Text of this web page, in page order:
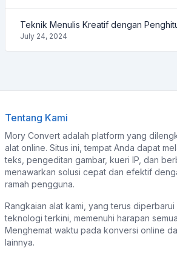
Teknik Menulis Kreatif dengan
July 24, 2024
Tentang Kami
Mory Convert adalah platform yang
alat online. Situs ini, tempat Anda dapat
teks, pengeditan gambar, kueri IP, dan
menawarkan solusi cepat dan efektif
ramah pengguna.
Rangkaian alat kami, yang terus
teknologi terkini, memenuhi harapan
Menghemat waktu pada konversi online
lainnya.